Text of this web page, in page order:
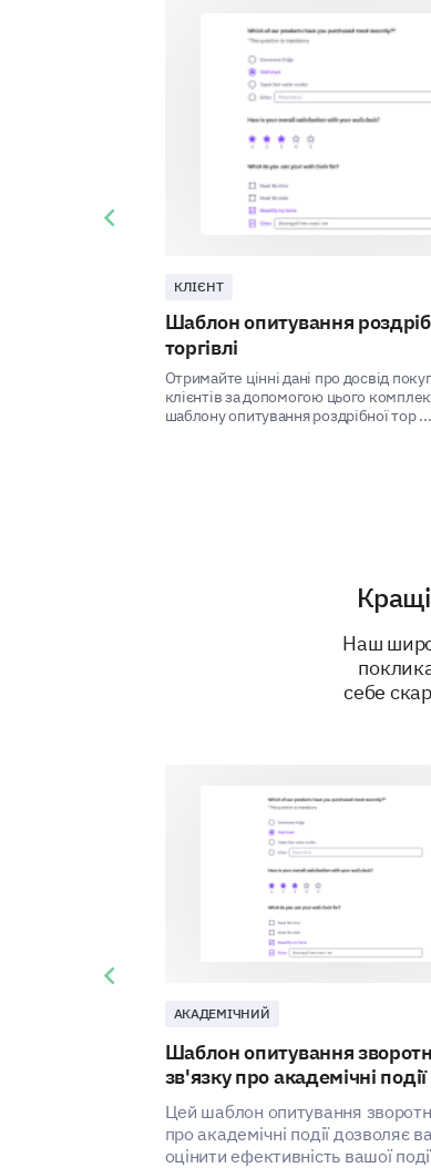
КЛІЄНТ
Шаблон опитування
торгівлі
Отримайте цінні дані про досвід
клієнтів за допомогою цього
шаблону опитування роздрібної тор ...
Previous slide
Наш
себе
АКАДЕМІЧНИЙ
Шаблон опитування
зв'язку про академічні події
Цей шаблон опитування
про академічні події дозволяє
оцінити ефективність вашої
Previous slide